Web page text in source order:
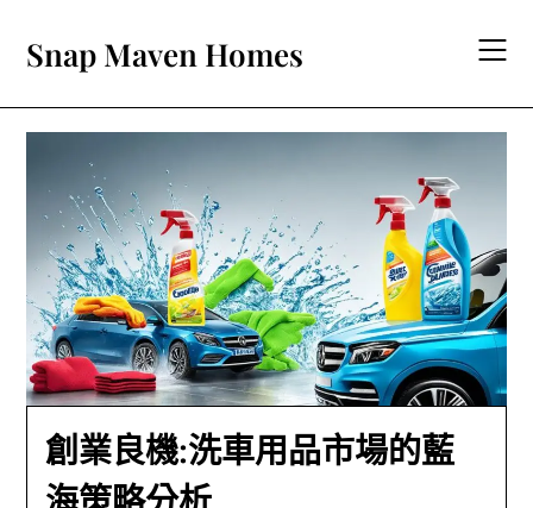
content
Snap Maven Homes
創業良機:洗車用品市場的藍